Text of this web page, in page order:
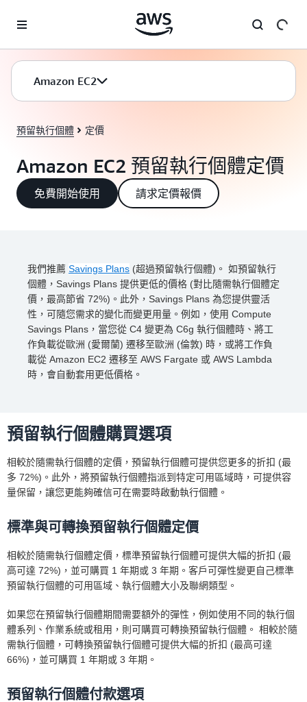
Amazon EC2
預留執行個體 定價
Amazon EC2 預留執行個體定價
免費開始使用 請求定價報價
我們推薦 Savings Plans (超過預留執行個體)。 如預留執行
個體，Savings Plans 提供更低的價格 (對比隨需執行個體定
價，最高節省 72%)。此外，Savings Plans 為您提供靈活
性，可隨您需求的變化而變更用量。例如，使用 Compute
Savings Plans，當您從 C4 變更為 C6g 執行個體時、將工
作負載從歐洲 (愛爾蘭) 遷移至歐洲 (倫敦) 時，或將工作負
載從 Amazon EC2 遷移至 AWS Fargate 或 AWS Lambda
時，會自動套用更低價格。
預留執行個體購買選項
相較於隨需執行個體的定價，預留執行個體可提供您更多的折扣 (最
多 72%)。此外，將預留執行個體指派到特定可用區域時，可提供容
量保留，讓您更能夠確信可在需要時啟動執行個體。
標準與可轉換預留執行個體定價
相較於隨需執行個體定價，標準預留執行個體可提供大幅的折扣 (最
高可達 72%)，並可購買 1 年期或 3 年期。客戶可彈性變更自己標準
預留執行個體的可用區域、執行個體大小及聯網類型。
如果您在預留執行個體期間需要額外的彈性，例如使用不同的執行個
體系列、作業系統或租用，則可購買可轉換預留執行個體。 相較於隨
需執行個體，可轉換預留執行個體可提供大幅的折扣 (最高可達
66%)，並可購買 1 年期或 3 年期。
預留執行個體付款選項